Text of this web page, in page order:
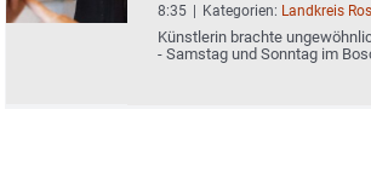
8:35 | Kategorien: Landkreis
Künstlerin brachte
- Samstag und Sonntag im